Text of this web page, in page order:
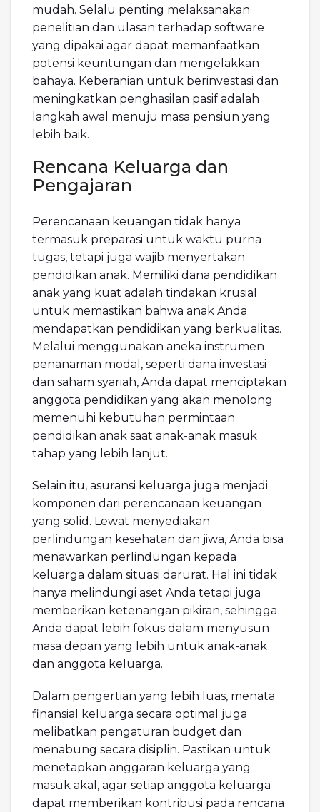
mudah. Selalu penting melaksanakan
penelitian dan ulasan terhadap software
yang dipakai agar dapat memanfaatkan
potensi keuntungan dan mengelakkan
bahaya. Keberanian untuk berinvestasi dan
meningkatkan penghasilan pasif adalah
langkah awal menuju masa pensiun yang
lebih baik.
Rencana Keluarga dan
Pengajaran
Perencanaan keuangan tidak hanya
termasuk preparasi untuk waktu purna
tugas, tetapi juga wajib menyertakan
pendidikan anak. Memiliki dana pendidikan
anak yang kuat adalah tindakan krusial
untuk memastikan bahwa anak Anda
mendapatkan pendidikan yang berkualitas.
Melalui menggunakan aneka instrumen
penanaman modal, seperti dana investasi
dan saham syariah, Anda dapat menciptakan
anggota pendidikan yang akan menolong
memenuhi kebutuhan permintaan
pendidikan anak saat anak-anak masuk
tahap yang lebih lanjut.
Selain itu, asuransi keluarga juga menjadi
komponen dari perencanaan keuangan
yang solid. Lewat menyediakan
perlindungan kesehatan dan jiwa, Anda bisа
menawarkan perlindungan kepada
keluarga dalam situasi darurat. Hal ini tidak
hanya melindungi aset Anda tetapi juga
memberikan ketenangan pikiran, sehingga
Anda dapat lebih fokus dalam menyusun
masa depan yang lebih untuk anak-anak
dan anggota keluarga.
Dalam pengertian yang lebih luas, menata
finansial keluarga secara optimal juga
melibatkan pengaturan budget dan
menabung secara disiplin. Pastikan untuk
menetapkan anggaran keluarga yang
masuk akal, agar setiap anggota keluarga
dapat memberikan kontribusi pada rencana